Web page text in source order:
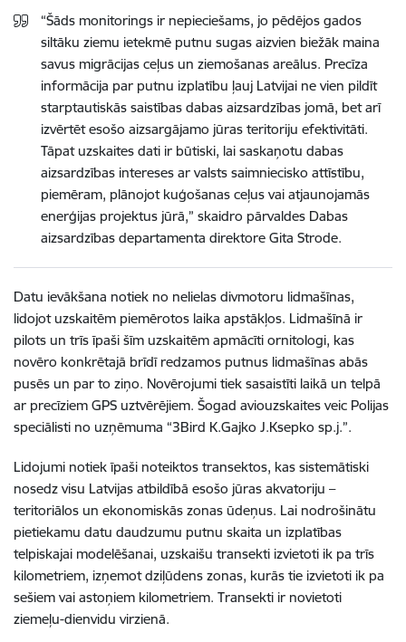
“Šāds monitorings ir nepieciešams, jo pēdējos gados
siltāku ziemu ietekmē putnu sugas aizvien biežāk maina
savus migrācijas ceļus un ziemošanas areālus. Precīza
informācija par putnu izplatību ļauj Latvijai ne vien pildīt
starptautiskās saistības dabas aizsardzības jomā, bet arī
izvērtēt esošo aizsargājamo jūras teritoriju efektivitāti.
Tāpat uzskaites dati ir būtiski, lai saskaņotu dabas
aizsardzības intereses ar valsts saimniecisko attīstību,
piemēram, plānojot kuģošanas ceļus vai atjaunojamās
enerģijas projektus jūrā,” skaidro pārvaldes Dabas
aizsardzības departamenta direktore Gita Strode.
Datu ievākšana notiek no nelielas divmotoru lidmašīnas,
lidojot uzskaitēm piemērotos laika apstākļos. Lidmašīnā ir
pilots un trīs īpaši šīm uzskaitēm apmācīti ornitologi, kas
novēro konkrētajā brīdī redzamos putnus lidmašīnas abās
pusēs un par to ziņo. Novērojumi tiek sasaistīti laikā un telpā
ar precīziem GPS uztvērējiem. Šogad aviouzskaites veic Polijas
speciālisti no uzņēmuma “3Bird K.Gajko J.Ksepko sp.j.”.
Lidojumi notiek īpaši noteiktos transektos, kas sistemātiski
nosedz visu Latvijas atbildībā esošo jūras akvatoriju –
teritoriālos un ekonomiskās zonas ūdeņus. Lai nodrošinātu
pietiekamu datu daudzumu putnu skaita un izplatības
telpiskajai modelēšanai, uzskaišu transekti izvietoti ik pa trīs
kilometriem, izņemot dziļūdens zonas, kurās tie izvietoti ik pa
sešiem vai astoņiem kilometriem. Transekti ir novietoti
ziemeļu-dienvidu virzienā.